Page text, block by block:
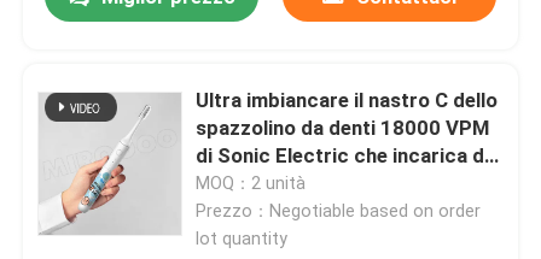
Prodotti
Video
Ultra imbiancare il nastro C dello
spazzolino da denti 18000 VPM
di Sonic Electric che incarica di
3 modi
MOQ：2 unità
Prezzo：Negotiable based on order
lot quantity